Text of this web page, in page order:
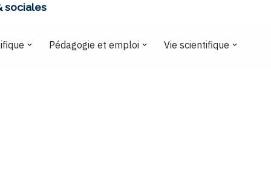
sociales
Pédagogie et emploi Vie scientifique